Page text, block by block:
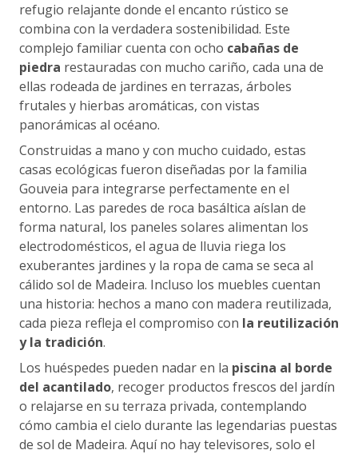
refugio relajante donde el encanto rústico se
combina con la verdadera sostenibilidad. Este
complejo familiar cuenta con ocho cabañas de
piedra restauradas con mucho cariño, cada una de
ellas rodeada de jardines en terrazas, árboles
frutales y hierbas aromáticas, con vistas
panorámicas al océano.
Construidas a mano y con mucho cuidado, estas
casas ecológicas fueron diseñadas por la familia
Gouveia para integrarse perfectamente en el
entorno. Las paredes de roca basáltica aíslan de
forma natural, los paneles solares alimentan los
electrodomésticos, el agua de lluvia riega los
exuberantes jardines y la ropa de cama se seca al
cálido sol de Madeira. Incluso los muebles cuentan
una historia: hechos a mano con madera reutilizada,
cada pieza refleja el compromiso con la reutilización
y la tradición.
Los huéspedes pueden nadar en la piscina al borde
del acantilado, recoger productos frescos del jardín
o relajarse en su terraza privada, contemplando
cómo cambia el cielo durante las legendarias puestas
de sol de Madeira. Aquí no hay televisores, solo el